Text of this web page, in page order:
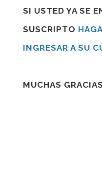
SI USTED YA SE
SUSCRIPTO
INGRESAR A SU
MUCHAS